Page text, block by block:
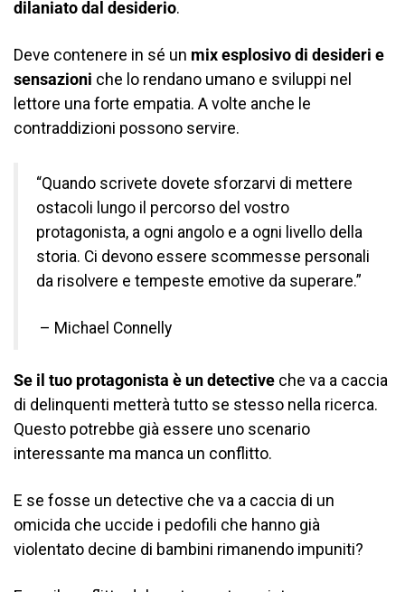
dilaniato dal desiderio.
Deve contenere in sé un mix esplosivo di desideri e
sensazioni che lo rendano umano e sviluppi nel
lettore una forte empatia. A volte anche le
contraddizioni possono servire.
“Quando scrivete dovete sforzarvi di mettere
ostacoli lungo il percorso del vostro
protagonista, a ogni angolo e a ogni livello della
storia. Ci devono essere scommesse personali
da risolvere e tempeste emotive da superare.”
– Michael Connelly
Se il tuo protagonista è un detective che va a caccia
di delinquenti metterà tutto se stesso nella ricerca.
Questo potrebbe già essere uno scenario
interessante ma manca un conflitto.
E se fosse un detective che va a caccia di un
omicida che uccide i pedofili che hanno già
violentato decine di bambini rimanendo impuniti?